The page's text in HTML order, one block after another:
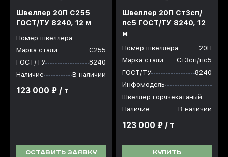
Швеллер 20П С255
ГОСТ/ТУ 8240, 12 м
Номер швеллера
Марка стали
С255
ГОСТ/ТУ
8240
Наличие
В наличии
123 000 ₽ / т
ОСТАВИТЬ ЗАЯВКУ
Швеллер 20П Ст3сп/
пс5 ГОСТ/ТУ 8240, 12
м
Номер швеллера
20П
Марка стали
Ст3сп/пс5
ГОСТ/ТУ
8240
Инфомодель
Швеллер горячекатаный
Наличие
В наличии
123 000 ₽ / т
КУПИТЬ